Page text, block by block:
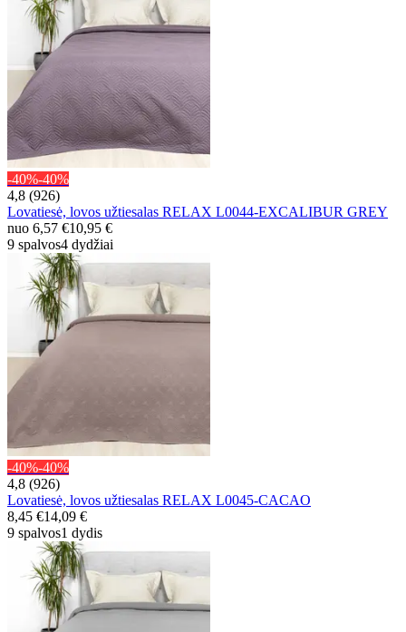
-40%-40%
4,8 (926)
Lovatiesė, lovos užtiesalas RELAX L0044-EXCALIBUR GREY
nuo 6,57 €10,95 €
9 spalvos4 dydžiai
-40%-40%
4,8 (926)
Lovatiesė, lovos užtiesalas RELAX L0045-CACAO
8,45 €14,09 €
9 spalvos1 dydis